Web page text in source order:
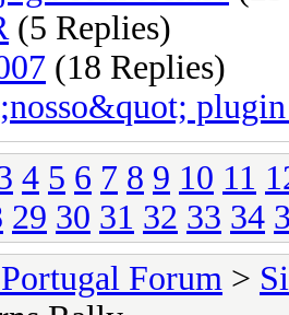
(5 Replies)
(18 Replies)
4 5 6 7 8 9 10 11
29 30 31 32 33 34
Forum >